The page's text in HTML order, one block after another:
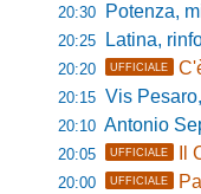
20:30 Potenza, mister
20:25 Latina,
20:20 UFFICIALE
20:15 Vis Pesaro,
20:10 Antonio
20:05 UFFICIALE
20:00 UFFICIALE